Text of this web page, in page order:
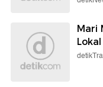
Mari